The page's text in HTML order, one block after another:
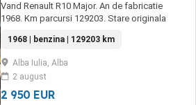
Vand Renault R10 Major. An de fabricatie
1968. Km parcursi 129203. Stare originala
aripa noi. Inele far noi si colturi bara fata noi.
1968 | benzina | 129203 km
Alba Iulia, Alba
2 august
2 950 EUR